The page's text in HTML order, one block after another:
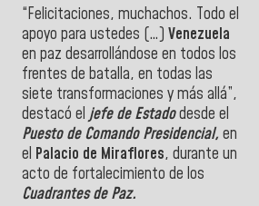
“Felicitaciones, muchachos. Todo el
apoyo para ustedes (…) Venezuela
en paz desarrollándose en todos los
frentes de batalla, en todas las
siete transformaciones y más allá”,
destacó eljefe de Estadodesde el
Puesto de Comando Presidencial, en
el Palacio de Miraflores, durante un
acto de fortalecimiento de los
Cuadrantes de Paz.